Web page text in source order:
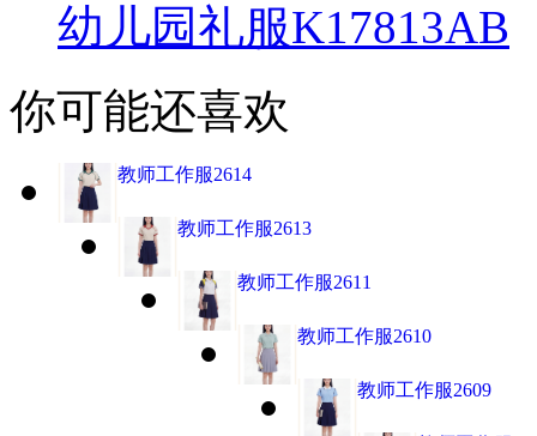
幼儿园礼服K17813AB
你可能还喜欢
教师工作服2614
教师工作服2613
教师工作服2611
教师工作服2610
教师工作服2609